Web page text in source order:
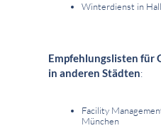
Winterdienst in
Empfehlungslisten für
in anderen Städten:
Facility
München